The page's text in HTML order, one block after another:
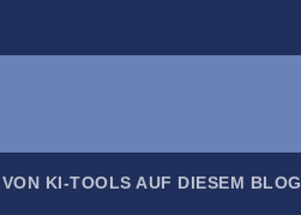
KI-TOOLS AUF DIE­SEM BLOG